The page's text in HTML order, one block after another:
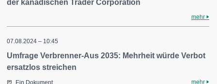
der kanadischen Trader Corporation
mehr
07.08.2024 – 10:45
Umfrage Verbrenner-Aus 2035: Mehrheit würde Verbot
ersatzlos streichen
Ein Dokument mehr